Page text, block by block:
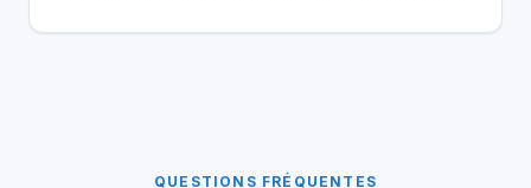
QUESTIONS FRÉQUENTES